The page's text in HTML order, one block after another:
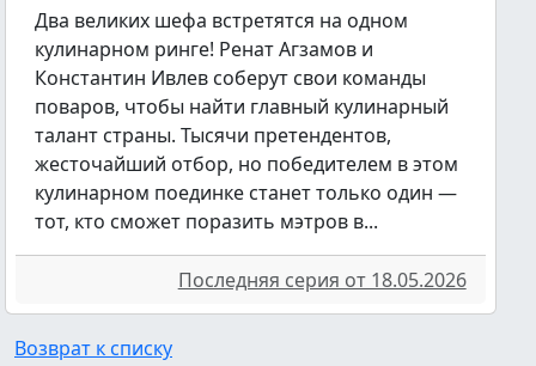
Два великих шефа встретятся на одном
кулинарном ринге! Ренат Агзамов и
Константин Ивлев соберут свои команды
поваров, чтобы найти главный кулинарный
талант страны. Тысячи претендентов,
жесточайший отбор, но победителем в этом
кулинарном поединке станет только один —
тот, кто сможет поразить мэтров в...
Последняя серия от 18.05.2026
Возврат к списку